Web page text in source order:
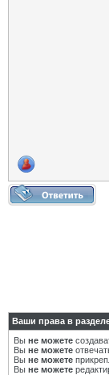
Ваши права в
Вы не можете
Вы не можете
Вы не можете
Вы не можете